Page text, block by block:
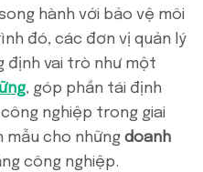
hành với bảo vệ môi
đó, các đơn vị quản lý
định vai trò như một
, góp phần tái định
nghiệp trong giai
mẫu cho những doanh
công nghiệp.